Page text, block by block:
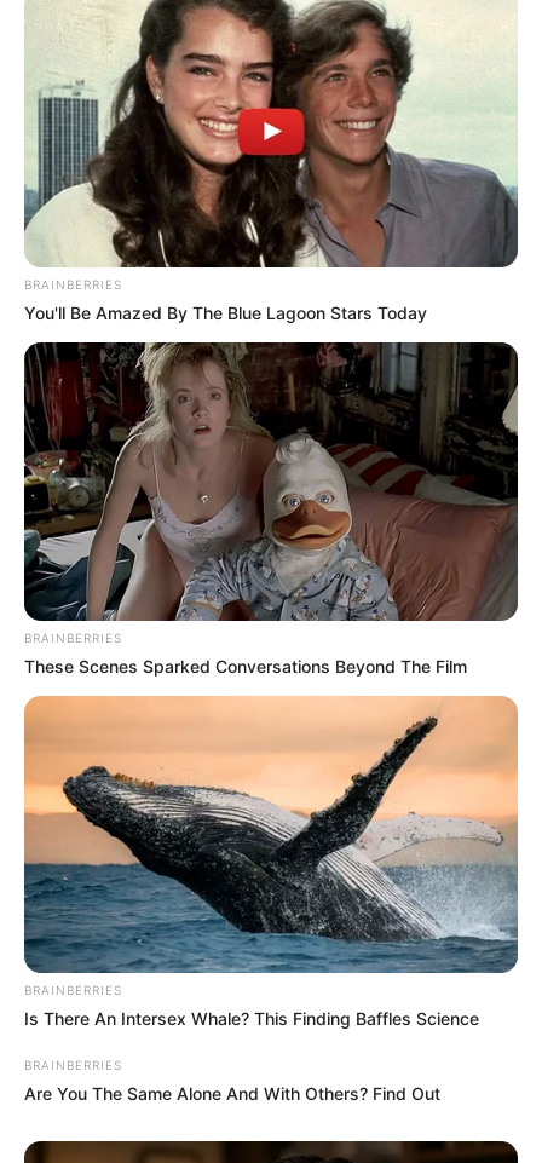
BRAINBERRIES
You'll Be Amazed By The Blue Lagoon Stars Today
BRAINBERRIES
These Scenes Sparked Conversations Beyond The Film
BRAINBERRIES
Is There An Intersex Whale? This Finding Baffles Science
BRAINBERRIES
Are You The Same Alone And With Others? Find Out